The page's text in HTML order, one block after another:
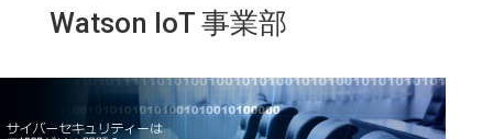
Watson IoT 事業部